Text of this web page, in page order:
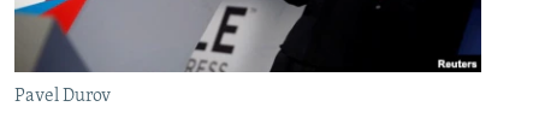
Pavel Durov